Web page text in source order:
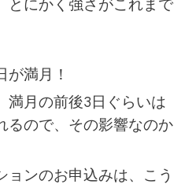
とにかく強さがこれまで
が満月！
満月の前後3日ぐらいは
るので、その影響なのか
ョンのお申込みは、こう